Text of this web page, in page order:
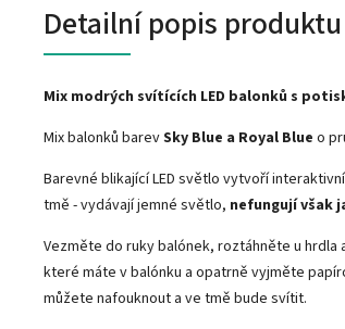
Detailní popis produktu
Mix modrých svítících LED balonků s
Mix balonků barevSky Blue a Royal Blue o
Barevné blikající LED světlo vytvoří
tmě - vydávají jemné světlo, nefungují však
Vezměte do ruky balónek, roztáhněte u hrdla
které máte v balónku a opatrně vyjměte
můžete nafouknout a ve tmě bude svítit.